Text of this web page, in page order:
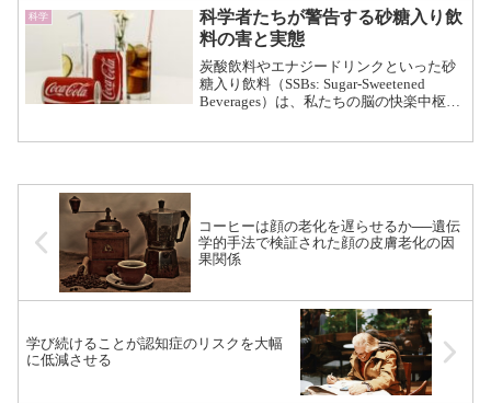
か。 どうやらそんなことはないよう
で、米国の成人40万人以上...（続きを読
む）
科学
科学者たちが警告する砂糖入り飲
料の害と実態
炭酸飲料やエナジードリンクといった砂
糖入り飲料（SSBs: Sugar-Sweetened
Beverages）は、私たちの脳の快楽中枢を
コーヒーは顔の老化を遅らせるか──遺伝
学的手法で検証された顔の皮膚老化の因
果関係
学び続けることが認知症のリスクを大幅
に低減させる